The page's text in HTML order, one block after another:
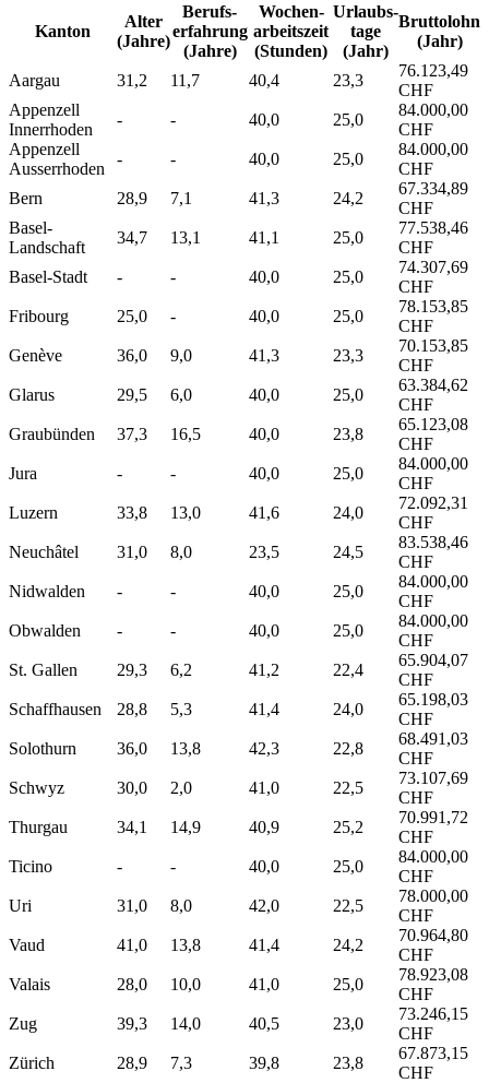
Kanton
Alter
(Jahre)
Berufs­
erfahrung
(Jahre)
Wochen­
arbeitszeit
(Stunden)
Urlaubs­
tage
(Jahr)
Bruttolohn
(Jahr)
Aargau 31,2 11,7 40,4 23,3
76.123,49
CHF
Appenzell
Innerrhoden
- - 40,0 25,0
84.000,00
CHF
Appenzell
Ausserrhoden
- - 40,0 25,0
84.000,00
CHF
Bern
28,9 7,1 41,3 24,2
67.334,89
CHF
Basel-
Landschaft
34,7 13,1 41,1 25,0
77.538,46
CHF
Basel-Stadt
- - 40,0 25,0
74.307,69
CHF
Fribourg
25,0 - 40,0 25,0
78.153,85
CHF
Genève
36,0 9,0 41,3 23,3
70.153,85
CHF
Glarus
29,5 6,0 40,0 25,0
63.384,62
CHF
Graubünden
37,3 16,5 40,0 23,8
65.123,08
CHF
Jura
- - 40,0 25,0
84.000,00
CHF
Luzern
33,8 13,0 41,6 24,0
72.092,31
CHF
Neuchâtel
31,0 8,0 23,5 24,5
83.538,46
CHF
Nidwalden
- - 40,0 25,0
84.000,00
CHF
Obwalden
- - 40,0 25,0
84.000,00
CHF
St. Gallen
29,3 6,2 41,2 22,4
65.904,07
CHF
Schaffhausen
28,8 5,3 41,4 24,0
65.198,03
CHF
Solothurn
36,0 13,8 42,3 22,8
68.491,03
CHF
Schwyz
30,0 2,0 41,0 22,5
73.107,69
CHF
Thurgau
34,1 14,9 40,9 25,2
70.991,72
CHF
Ticino
- - 40,0 25,0
84.000,00
CHF
Uri
31,0 8,0 42,0 22,5
78.000,00
CHF
Vaud
41,0 13,8 41,4 24,2
70.964,80
CHF
Valais
28,0 10,0 41,0 25,0
78.923,08
CHF
Zug
39,3 14,0 40,5 23,0
73.246,15
CHF
Zürich
28,9 7,3 39,8 23,8
67.873,15
CHF